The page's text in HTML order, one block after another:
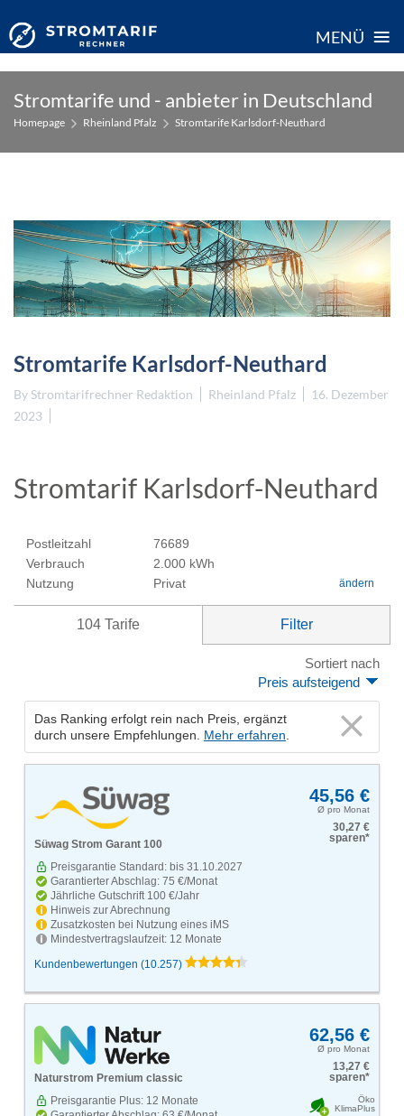
MENÜ ≡
content
Stromtarife und - anbieter in Deutschland
Homepage Rheinland Pfalz Stromtarife Karlsdorf-Neuthard
Stromtarife Karlsdorf-Neuthard
By Stromtarifrechner Redaktion Rheinland Pfalz
16. Dezember
2023
Stromtarif Karlsdorf-Neuthard